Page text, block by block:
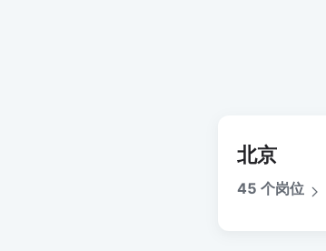
北京
45 个岗位